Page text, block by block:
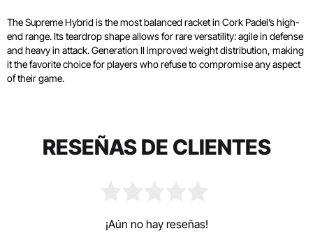
The Supreme Hybrid is the most balanced racket in Cork Padel’s high-
end range. Its teardrop shape allows for rare versatility: agile in defense
and heavy in attack. Generation II improved weight distribution, making
it the favorite choice for players who refuse to compromise any aspect
of their game.
RESEÑAS DE CLIENTES
¡Aún no hay reseñas!